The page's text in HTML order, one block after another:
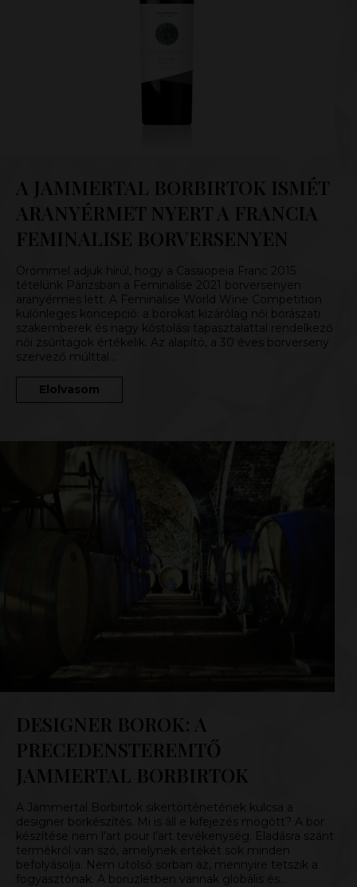
A JAMMERTAL BORBIRTOK ISMÉT
ARANYÉRMET NYERT A FRANCIA
FEMINALISE BORVERSENYEN
Örömmel adjuk hírül, hogy a Cassiopeia Franc 2015
tételünk Párizsban a Feminalise 2021 borversenyen
aranyérmes lett. A Feminalise World Wine Competition
különleges koncepció: a borokat kizárólag női borászati
szakemberek és nagy kóstolási tapasztalattal rendelkező
női zsűritagok értékelik. Az alapító, a 30 éves borverseny
szervező múlttal…
Elolvasom
DESIGNER BOROK: A
PRECEDENSTEREMTŐ
JAMMERTAL BORBIRTOK
A Jammertal Borbirtok sikertörténetének kulcsa a
designer borkészítés. Mi is áll e kifejezés mögött? A bor
készítése nem l’art pour l’art tevékenység. Eladásra szánt
termékről van szó, amelynek értékét sok minden
befolyásolja. Nem utolsó sorban az, mennyire tetszik a
fogyasztónak. A borüzletben vannak globális és…